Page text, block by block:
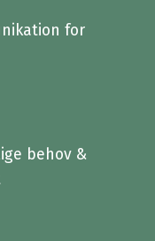
for
behov &